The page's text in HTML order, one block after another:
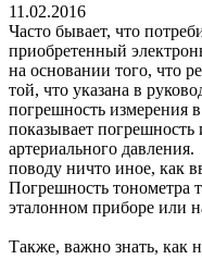
11.02.2016
Часто бывает, что
приобретенный
на основании того, что
той, что указана в
погрешность измерения
показывает
артериального
поводу ничто иное, как
Погрешность тонометра
эталонном приборе или
Также, важно знать, как